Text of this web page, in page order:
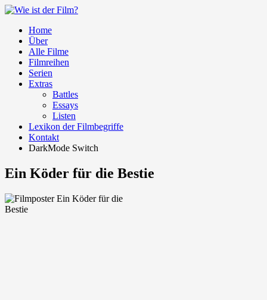
Home
Über
Alle Filme
Filmreihen
Serien
Extras
Battles
Essays
Listen
Lexikon der Filmbegriffe
Kontakt
DarkMode Switch
Ein Köder für die Bestie